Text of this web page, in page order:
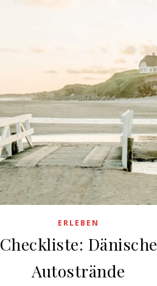
ERLEBEN
Checkliste: Dänische
Autostrände